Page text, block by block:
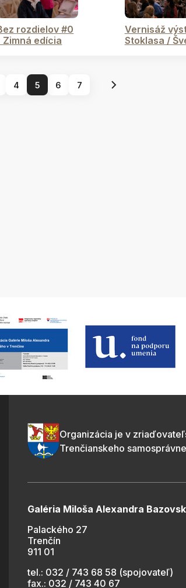
rozdielov #0
Zimná edícia
Vernisáž
Stoklasa /
4 5 6 7
Organizácia je v
Trenčianskeho
Galéria Miloša Alexandra
Palackého 27
Trenčín
911 01
tel.: 032 / 743 68 58 (spojovateľ)
fax.: 032 / 743 40 67